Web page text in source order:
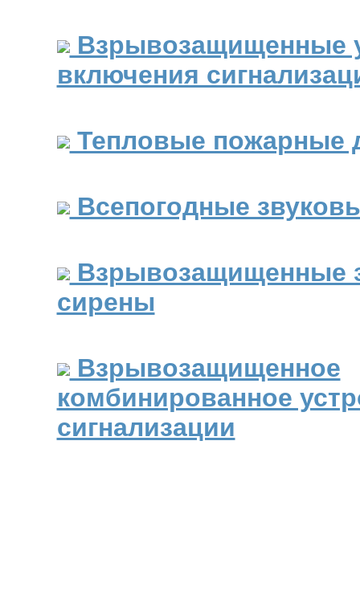
Взрывозащищенные
включения
Тепловые пожарные
Всепогодные
Взрывозащищенные
сирены
Взрывозащищенное
комбинированное
сигнализации